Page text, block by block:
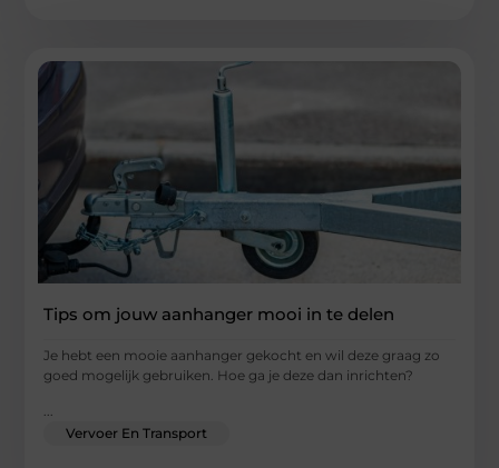
Tips om jouw aanhanger mooi in te delen
Je hebt een mooie aanhanger gekocht en wil deze graag zo
goed mogelijk gebruiken. Hoe ga je deze dan inrichten?
...
Vervoer En Transport